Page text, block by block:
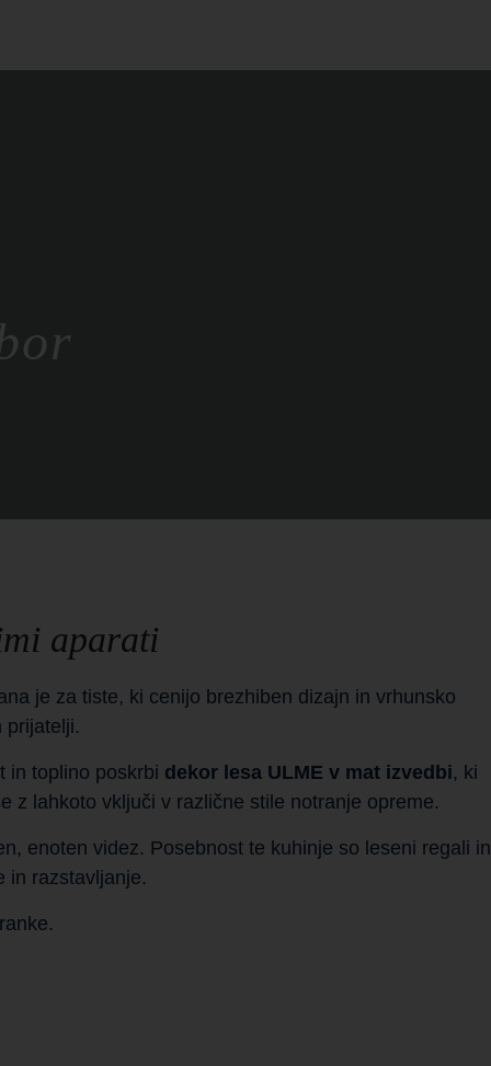
aparati
je za tiste, ki cenijo brezhiben dizajn in vrhunsko
prijatelji.
in toplino poskrbi dekor lesa ULME v mat izvedbi, ki
z lahkoto vključi v različne stile notranje opreme.
enoten videz. Posebnost te kuhinje so leseni regali in
in razstavljanje.